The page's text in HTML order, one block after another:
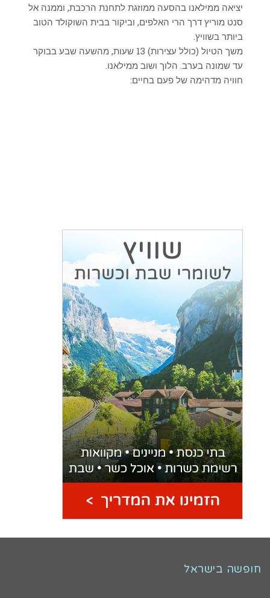
יציאה ממילאנו בהסעה ממוזגת לתחנת הרכבת, וממנה אל
סנט מוריץ דרך הרי האלפים, וביקור בבית השוקולד הטוב
ביותר בשוויץ.
משך הטיול (כולל עצירות) 13 שעות, מהשעה שבע בבוקר
עד שמונה בערב. הלוך ושוב ממילאנו.
חוויה מדהימה של פעם בחיים:
חופשה בישראל